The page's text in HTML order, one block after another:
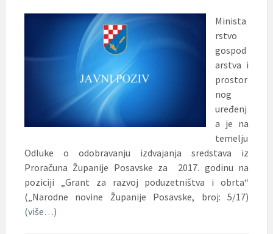
Minista
rstvo
gospod
arstva i
prostor
nog
uređenj
a je na
temelju
Odluke o odobravanju izdvajanja sredstava iz
Proračuna Županije Posavske za 2017. godinu na
poziciji „Grant za razvoj poduzetništva i obrta“
(„Narodne novine Županije Posavske, broj: 5/17)
(više…)